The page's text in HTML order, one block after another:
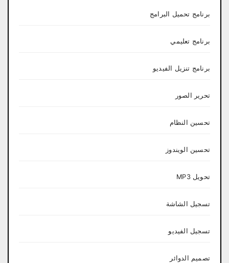
برنامج تحميل البرامج
برنامج تعليمي
برنامج تنزيل الفيديو
تحرير الصور
تحسين النظام
تحسين الويندوز
تحويل MP3
تسجيل الشاشة
تسجيل الفيديو
تصميم الدوائر